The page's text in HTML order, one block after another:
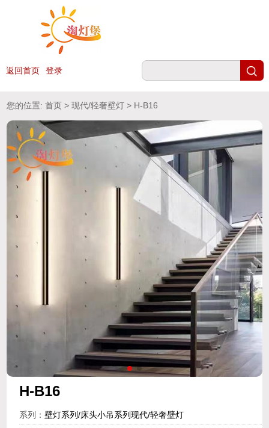
返回首页 登录
您的位置:首页 >现代/轻奢壁灯 > H-B16
H-B16
系列： 壁灯系列/床头小吊系列现代/轻奢壁灯